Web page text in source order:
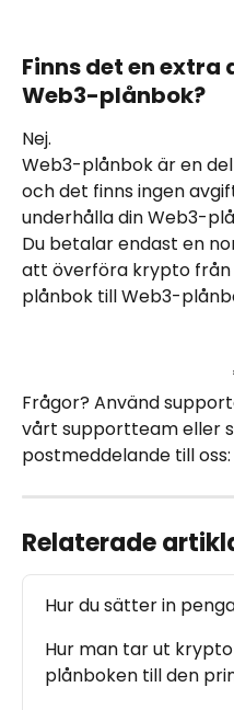
Finns det en
Web3-plånbok?
Nej.
Web3-plånbok är en
och det finns ingen
underhålla din Web3-
Du betalar endast en
att överföra krypto från
plånbok till Web3-
Frågor? Använd
vårt supportteam eller
postmeddelande till oss:
Relaterade
Hur du sätter in
Hur man tar ut
plånboken till den